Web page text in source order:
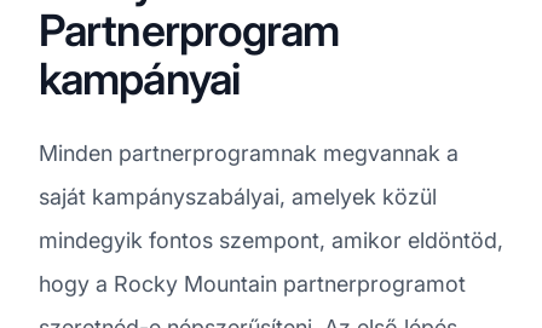
Partnerprogram
kampányai
Minden partnerprogramnak megvannak a
saját kampányszabályai, amelyek közül
mindegyik fontos szempont, amikor eldöntöd,
hogy a Rocky Mountain partnerprogramot